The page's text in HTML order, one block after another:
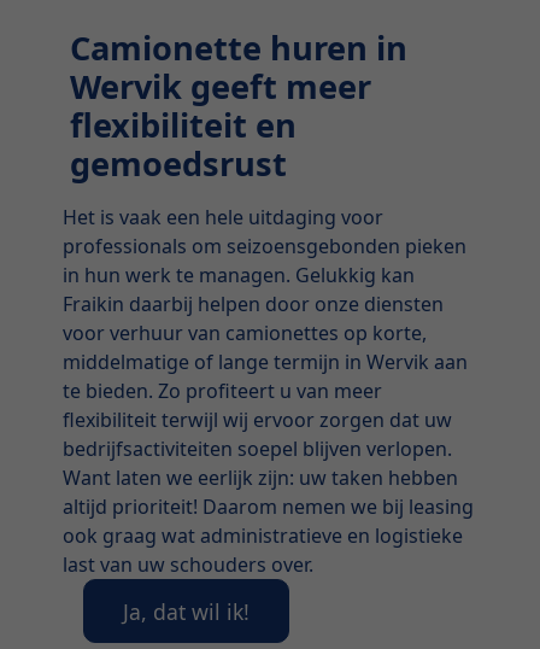
Camionette huren in
Wervik geeft meer
flexibiliteit en
gemoedsrust
Het is vaak een hele uitdaging voor
professionals om seizoensgebonden pieken
in hun werk te managen. Gelukkig kan
Fraikin daarbij helpen door onze diensten
voor verhuur van camionettes op korte,
middelmatige of lange termijn in Wervik aan
te bieden. Zo profiteert u van meer
flexibiliteit terwijl wij ervoor zorgen dat uw
bedrijfsactiviteiten soepel blijven verlopen.
Want laten we eerlijk zijn: uw taken hebben
altijd prioriteit! Daarom nemen we bij leasing
ook graag wat administratieve en logistieke
last van uw schouders over.
Ja, dat wil ik!